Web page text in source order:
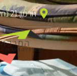
חרמון 21 נחלים על שם כובש שימרית. ת.ד 530904000